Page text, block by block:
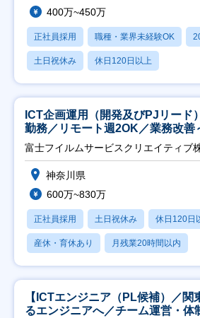
400万~450万
正社員採用 職種・業界未経験OK
土日祝休み 休日120日以上
ICT企画運用（開発及びPJリード
勤務／リモート週2OK／業務改善
富士フイルムサービスクリエイティブ
神奈川県
600万~830万
正社員採用 土日祝休み 休日120日
産休・育休あり 月残業20時間以内
【ICTエンジニア（PL候補）／関
るエンジニアへ／チーム運営・体